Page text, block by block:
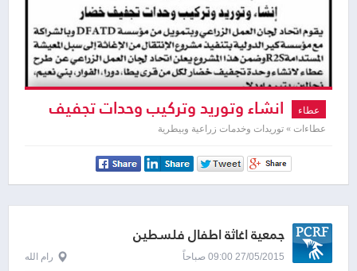
عطاء انشاء وتوريد وتركيب وحدات تجفيف
خضار
عطاءات » توريدات وخدمات زراعية وبيطرية
جمعية اغاثة اطفال فلسطين
27/05/2015 09:00 صباحاً رام الله